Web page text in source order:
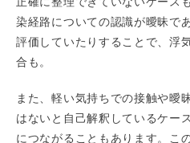
染経路についての認識が曖昧で
評価していたりすることで、浮
合も。
また、軽い気持ちでの接触や曖
はないと自己解釈しているケー
につながることもあります。こ